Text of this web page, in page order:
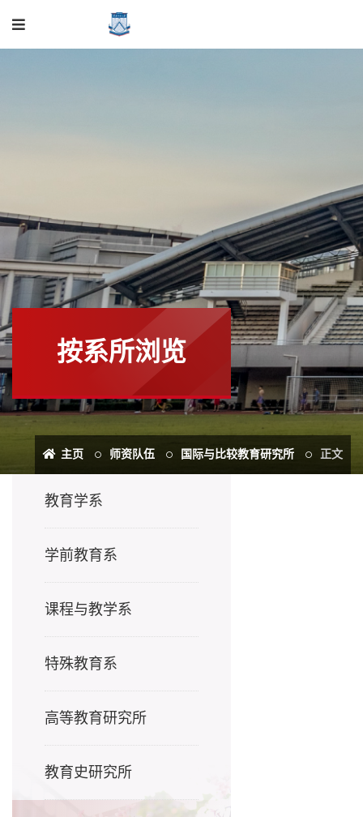
按系所浏览
主页 师资队伍 国际与比较教育研究所 正文
教育学系
学前教育系
课程与教学系
特殊教育系
高等教育研究所
教育史研究所